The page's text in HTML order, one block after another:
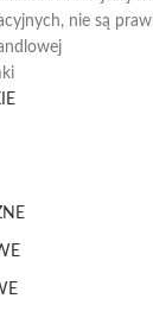
nie są